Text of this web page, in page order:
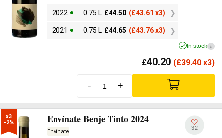
2022 0.75 L £44.50 (£43.61 x3)
2021 0.75 L £44.65 (£43.76 x3)
In stock i
£40.20 (£39.40 x3)
- +
x3
-2%
Envínate Benje Tinto 2024
Envínate
32